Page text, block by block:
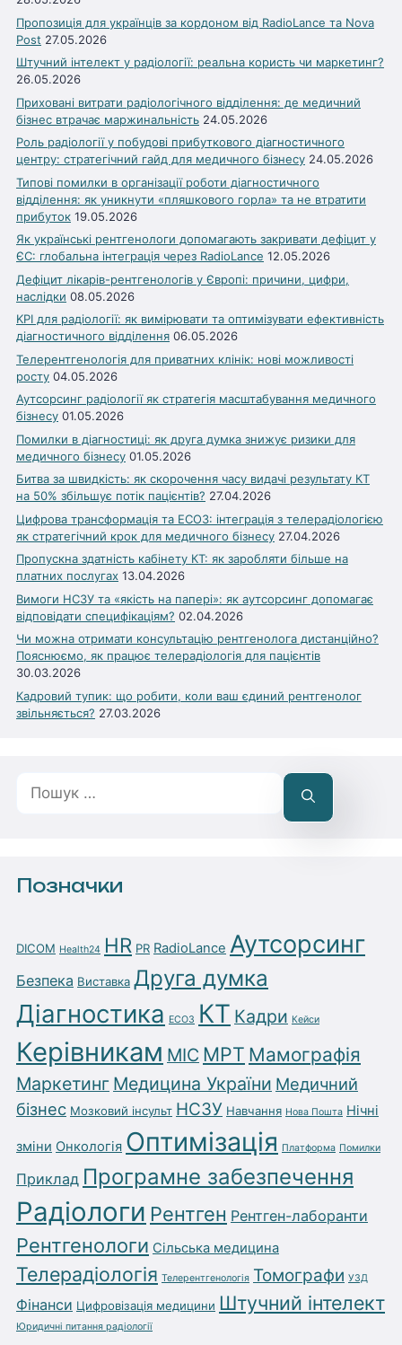
Пропозиція для українців за кордоном від RadioLance та Nova
Post 27.05.2026
Штучний інтелект у радіології: реальна користь чи маркетинг?
26.05.2026
Приховані витрати радіологічного відділення: де медичний
бізнес втрачає маржинальність 24.05.2026
Роль радіології у побудові прибуткового діагностичного
центру: стратегічний гайд для медичного бізнесу 24.05.2026
Типові помилки в організації роботи діагностичного
відділення: як уникнути «пляшкового горла» та не втратити
прибуток 19.05.2026
Як українські рентгенологи допомагають закривати дефіцит у
ЄС: глобальна інтеграція через RadioLance 12.05.2026
Дефіцит лікарів-рентгенологів у Європі: причини, цифри,
наслідки 08.05.2026
KPI для радіології: як вимірювати та оптимізувати ефективність
діагностичного відділення 06.05.2026
Телерентгенологія для приватних клінік: нові можливості
росту 04.05.2026
Аутсорсинг радіології як стратегія масштабування медичного
бізнесу 01.05.2026
Помилки в діагностиці: як друга думка знижує ризики для
медичного бізнесу 01.05.2026
Битва за швидкість: як скорочення часу видачі результату КТ
на 50% збільшує потік пацієнтів? 27.04.2026
Цифрова трансформація та ЕСОЗ: інтеграція з телерадіологією
як стратегічний крок для медичного бізнесу 27.04.2026
Пропускна здатність кабінету КТ: як заробляти більше на
платних послугах 13.04.2026
Вимоги НСЗУ та «якість на папері»: як аутсорсинг допомагає
відповідати специфікаціям? 02.04.2026
Чи можна отримати консультацію рентгенолога дистанційно?
Пояснюємо, як працює телерадіологія для пацієнтів
30.03.2026
Кадровий тупик: що робити, коли ваш єдиний рентгенолог
звільняється? 27.03.2026
Позначки
DICOM Health24 HR PR RadioLance Аутсорсинг
Безпека Виставка Друга думка
Діагностика ЕСОЗ КТ Кадри Кейси
Керівникам МІС МРТ Мамографія
Маркетинг Медицина України Медичний
бізнес Мозковий інсульт НСЗУ Навчання Нова Пошта Нічні
зміни Онкологія Оптимізація Платформа Помилки
Приклад Програмне забезпечення
Радіологи Рентген Рентген-лаборанти
Рентгенологи Сільська медицина
Телерадіологія Телерентгенологія Томографи УЗД
Фінанси Цифровізація медицини Штучний інтелект
Юридичні питання радіології